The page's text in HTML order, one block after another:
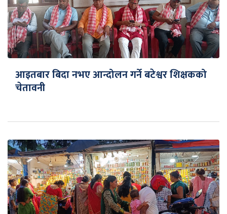
आइतबार बिदा नभए आन्दोलन गर्ने बटेश्वर शिक्षकको
चेतावनी